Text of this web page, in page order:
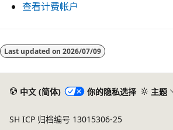
查看计费帐户
Last updated on 2026/07/09
中文 (简体) 你的隐私选择 主题
SH ICP 归档编号 13015306-25